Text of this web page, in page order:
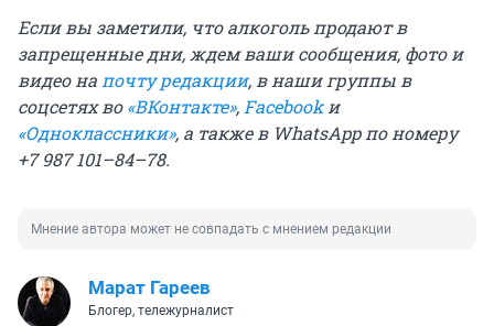
Если вы заметили, что алкоголь продают в
запрещенные дни, ждем ваши сообщения, фото и
видео напочту редакции, в наши группы в
соцсетях во«ВКонтакте»,Facebook и
«Одноклассники», а также в WhatsApp по номеру
+7 987 101–84–78.
Мнение автора может не совпадать с мнением редакции
Марат Гареев
Блогер, тележурналист